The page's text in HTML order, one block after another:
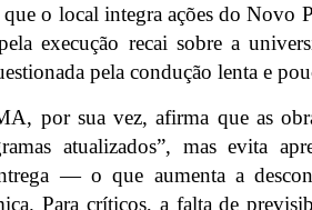
que o local integra ações do Novo
execução recai sobre a
pela condução lenta e
por sua vez, afirma que as
atualizados”, mas evita
— o que aumenta a
Para críticos, a falta de